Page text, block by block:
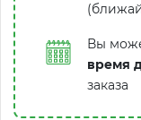
Вы
время
заказа